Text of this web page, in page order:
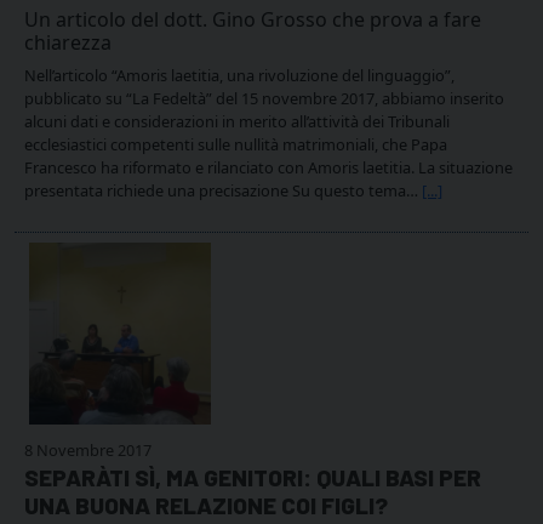
Un articolo del dott. Gino Grosso che prova a fare
chiarezza
Nell’articolo “Amoris laetitia, una rivoluzione del linguaggio”,
pubblicato su “La Fedeltà” del 15 novembre 2017, abbiamo inserito
alcuni dati e considerazioni in merito all’attività dei Tribunali
ecclesiastici competenti sulle nullità matrimoniali, che Papa
Francesco ha riformato e rilanciato con Amoris laetitia. La situazione
presentata richiede una precisazione Su questo tema… [...]
8 Novembre 2017
SEPARÀTI SÌ, MA GENITORI: QUALI BASI PER
UNA BUONA RELAZIONE COI FIGLI?